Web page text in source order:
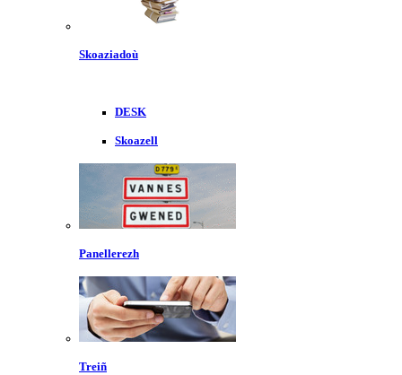
Skoaziadoù
DESK
Skoazell
Panellerezh
Treiñ